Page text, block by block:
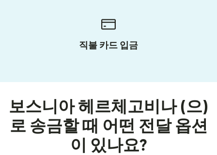
직불 카드 입금
보스니아 헤르체고비나 (으)
로 송금할 때 어떤 전달 옵션
이 있나요?